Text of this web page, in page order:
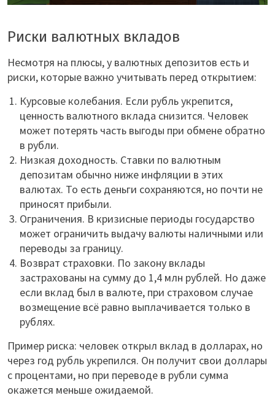
Риски валютных вкладов
Несмотря на плюсы, у валютных депозитов есть и
риски, которые важно учитывать перед открытием:
Курсовые колебания. Если рубль укрепится,
ценность валютного вклада снизится. Человек
может потерять часть выгоды при обмене обратно
в рубли.
Низкая доходность. Ставки по валютным
депозитам обычно ниже инфляции в этих
валютах. То есть деньги сохраняются, но почти не
приносят прибыли.
Ограничения. В кризисные периоды государство
может ограничить выдачу валюты наличными или
переводы за границу.
Возврат страховки. По закону вклады
застрахованы на сумму до 1,4 млн рублей. Но даже
если вклад был в валюте, при страховом случае
возмещение всё равно выплачивается только в
рублях.
Пример риска: человек открыл вклад в долларах, но
через год рубль укрепился. Он получит свои доллары
с процентами, но при переводе в рубли сумма
окажется меньше ожидаемой.